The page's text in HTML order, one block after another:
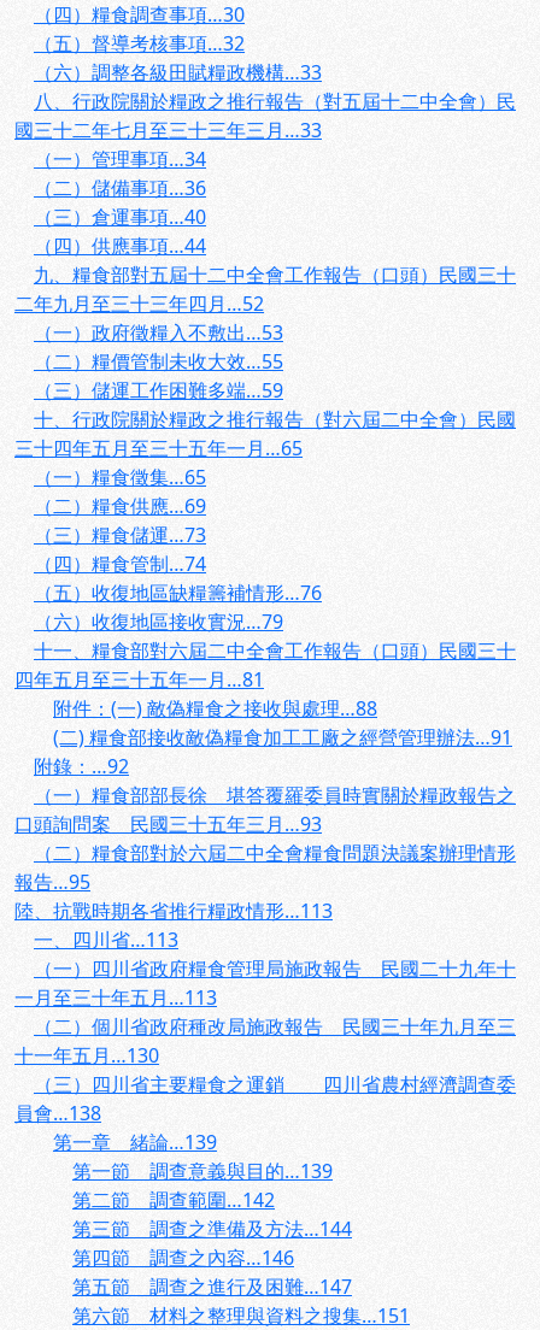
（四）糧食調查事項…30
（五）督導考核事項…32
（六）調整各級田賦糧政機構…33
八、行政院關於糧政之推行報告（對五屆十二中全會）民
國三十二年七月至三十三年三月…33
（一）管理事項…34
（二）儲備事項…36
（三）倉運事項…40
（四）供應事項…44
九、糧食部對五屆十二中全會工作報告（口頭）民國三十
二年九月至三十三年四月…52
（一）政府徵糧入不敷出…53
（二）糧價管制未收大效…55
（三）儲運工作困難多端…59
十、行政院關於糧政之推行報告（對六屆二中全會）民國
三十四年五月至三十五年一月…65
（一）糧食徵集…65
（二）糧食供應…69
（三）糧食儲運…73
（四）糧食管制…74
（五）收復地區缺糧籌補情形…76
（六）收復地區接收實況…79
十一、糧食部對六屆二中全會工作報告（口頭）民國三十
四年五月至三十五年一月…81
附件：(一) 敵偽糧食之接收與處理…88
(二) 糧食部接收敵偽糧食加工工廠之經營管理辦法…91
附錄：…92
（一）糧食部部長徐 堪答覆羅委員時實關於糧政報告之
口頭詢問案 民國三十五年三月…93
（二）糧食部對於六屆二中全會糧食問題決議案辦理情形
報告…95
陸、抗戰時期各省推行糧政情形…113
一、四川省…113
（一）四川省政府糧食管理局施政報告 民國二十九年十
一月至三十年五月…113
（二）個川省政府種改局施政報告 民國三十年九月至三
十一年五月…130
（三）四川省主要糧食之運銷 四川省農村經濟調查委
員會…138
第一章 緒論…139
第一節 調查意義與目的…139
第二節 調查範圍…142
第三節 調查之準備及方法…144
第四節 調查之內容…146
第五節 調查之進行及困難…147
第六節 材料之整理與資料之搜集…151